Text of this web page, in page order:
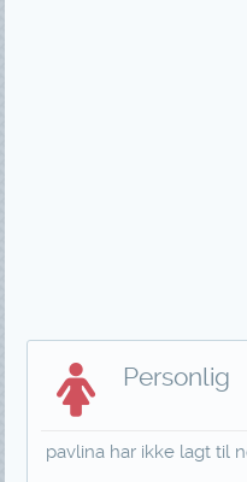
Personlig
pavlina har ikke lagt til